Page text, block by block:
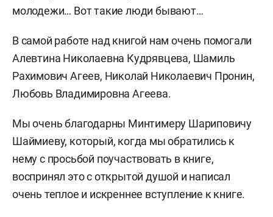
молодежи… Вот такие люди бывают…
В самой работе над книгой нам очень помогали
Алевтина Николаевна Кудрявцева, Шамиль
Рахимович Агеев, Николай Николаевич Пронин,
Любовь Владимировна Агеева.
Мы очень благодарны Минтимеру Шариповичу
Шаймиеву, который, когда мы обратились к
нему с просьбой поучаствовать в книге,
воспринял это с открытой душой и написал
очень теплое и искреннее вступление к книге.